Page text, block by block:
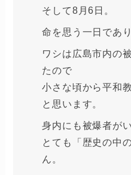
そして8月6日。
命を思う一日であり
ワシは広島市内の
たので
小さな頃から平和
と思います。
身内にも被爆者が
とても「歴史の中
ん。